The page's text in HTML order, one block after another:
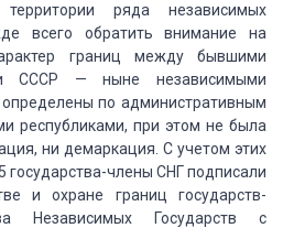
ряда независимых
всего обратить внимание на
границ между бывшими
СССР — ныне независимыми
по административным
республиками, при этом не была
ни демаркация. С учетом этих
государства-члены СНГ подписали
и охране границ государств-
Независимых Государств с